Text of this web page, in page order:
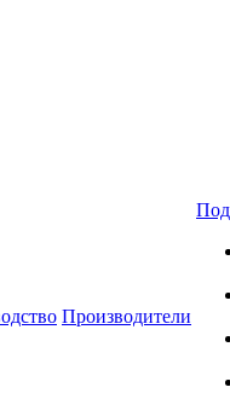
Производители